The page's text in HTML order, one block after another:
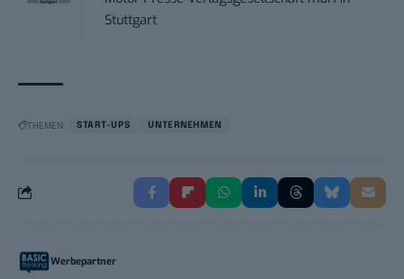
Stuttgart
THEMEN: START-UPS UNTERNEHMEN
Werbepartner